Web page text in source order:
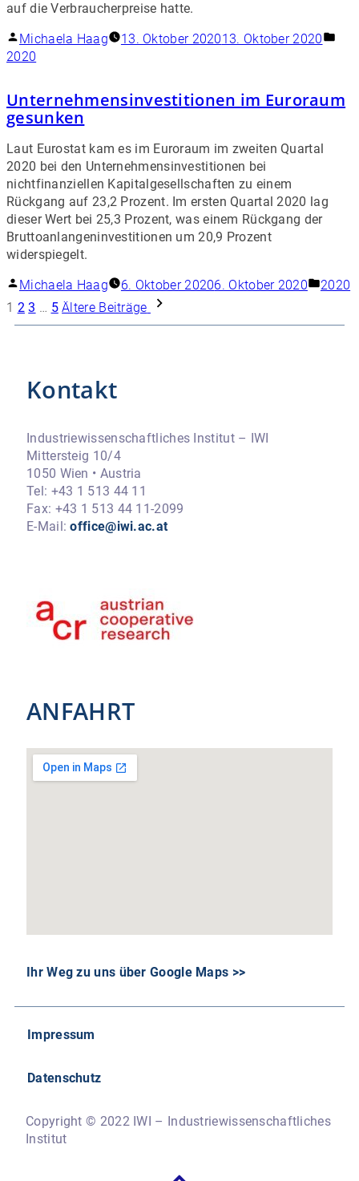
auf die Verbraucherpreise hatte.
Michaela Haag
13. Oktober 202013. Oktober 2020
2020
Unternehmensinvestitionen im Euroraum
gesunken
Laut Eurostat kam es im Euroraum im zweiten Quartal
2020 bei den Unternehmensinvestitionen bei
nichtfinanziellen Kapitalgesellschaften zu einem
Rückgang auf 23,2 Prozent. Im ersten Quartal 2020 lag
dieser Wert bei 25,3 Prozent, was einem Rückgang der
Bruttoanlangeninvestitionen um 20,9 Prozent
widerspiegelt.
Michaela Haag
6. Oktober 20206. Oktober 2020
2020
1 2 3 … 5 Ältere Beiträge
Kontakt
Industriewissenschaftliches Institut – IWI
Mittersteig 10/4
1050 Wien • Austria
Tel: +43 1 513 44 11
Fax: +43 1 513 44 11-2099
E-Mail:office@iwi.ac.at
ANFAHRT
Ihr Weg zu uns über Google Maps >>
Impressum
Datenschutz
Copyright © 2022 IWI – Industriewissenschaftliches
Institut